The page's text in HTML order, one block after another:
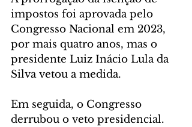
impostos foi aprovada pelo
Congresso Nacional em 2023,
por mais quatro anos, mas o
presidente Luiz Inácio Lula da
Silva vetou a medida.
Em seguida, o Congresso
derrubou o veto presidencial.